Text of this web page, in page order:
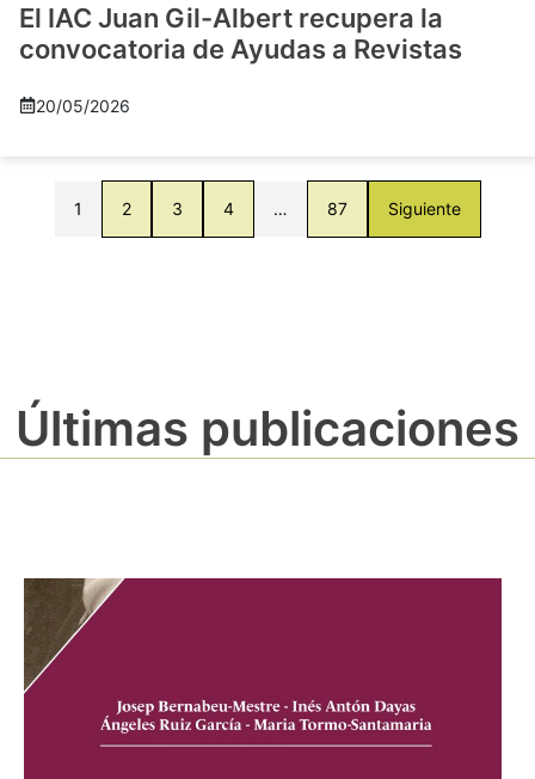
El IAC Juan Gil-Albert recupera la
convocatoria de Ayudas a Revistas
20/05/2026
1 2 3 4 … 87 Siguiente
Últimas publicaciones